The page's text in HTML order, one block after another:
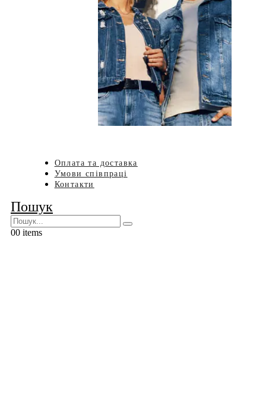
Оплата та доставка
Умови співпраці
Контакти
Пошук
00 items